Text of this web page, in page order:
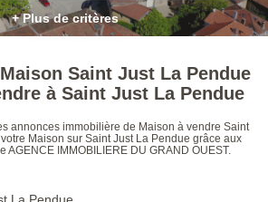
+ Plus de critères
Saint Just La Pendue
à Saint Just La Pendue
annonces immobilière de Maison à vendre Saint
Maison sur Saint Just La Pendue grâce aux
AGENCE IMMOBILIERE DU GRAND OUEST.